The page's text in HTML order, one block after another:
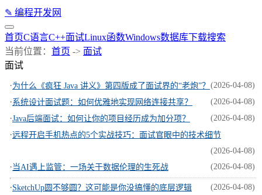
✎ 编程开发网
首页C语言C++面试Linux函数Windows数据库下载搜索
当前位置： 首页 -> 面试
面试
·为什么《疯狂 Java 讲义》第四版成了面试界的“老炮”？ (2026-04-08)
·系统设计面试题：如何优雅地实现网络连接共享？ (2026-04-08)
·Java后端面试：如何让你的项目经历成为加分项？ (2026-04-08)
·远程开启手机热点的5个实战技巧：面试官眼中的技术细节
(2026-04-08)
·当AI遇上监管：一场关于数据伦理的生死战 (2026-04-08)
·SketchUp圆不够圆？这可能是你没搞懂的底层逻辑 (2026-04-08)